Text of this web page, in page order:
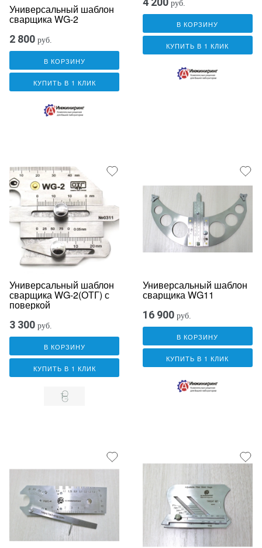
Универсальный шаблон
сварщика WG-2
2 800 руб.
В КОРЗИНУ
КУПИТЬ В 1 КЛИК
руб.
В КОРЗИНУ
КУПИТЬ В 1 КЛИК
Универсальный шаблон
сварщика WG-2(ОТГ) с
поверкой
3 300 руб.
В КОРЗИНУ
КУПИТЬ В 1 КЛИК
Универсальный шаблон
сварщика WG11
16 900 руб.
В КОРЗИНУ
КУПИТЬ В 1 КЛИК